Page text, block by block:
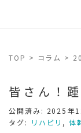
TOP > コラム >
皆さん！
公開済み: 2025年
タグ:
リハビリ ,体